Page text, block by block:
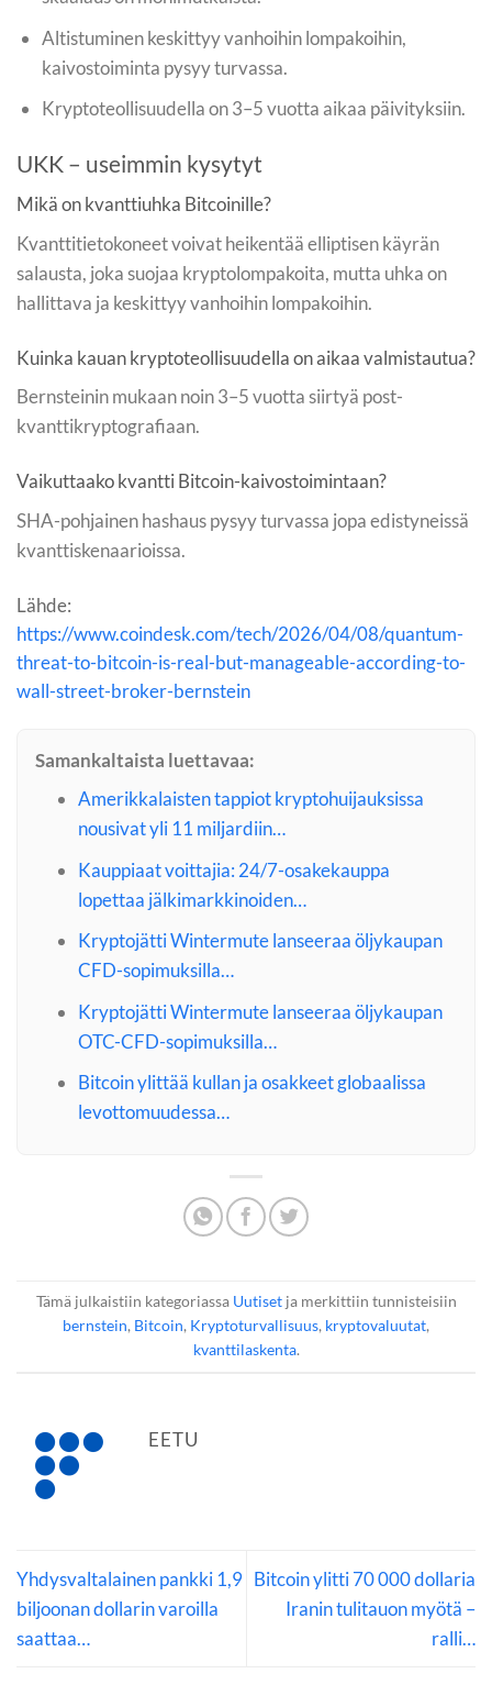
Altistuminen keskittyy vanhoihin lompakoihin,
kaivostoiminta pysyy turvassa.
Kryptoteollisuudella on 3–5 vuotta aikaa päivityksiin.
UKK – useimmin kysytyt
Mikä on kvanttiuhka Bitcoinille?
Kvanttitietokoneet voivat heikentää elliptisen käyrän
salausta, joka suojaa kryptolompakoita, mutta uhka on
hallittava ja keskittyy vanhoihin lompakoihin.
Kuinka kauan kryptoteollisuudella on aikaa valmistautua?
Bernsteinin mukaan noin 3–5 vuotta siirtyä post-
kvanttikryptografiaan.
Vaikuttaako kvantti Bitcoin-kaivostoimintaan?
SHA-pohjainen hashaus pysyy turvassa jopa edistyneissä
kvanttiskenaarioissa.
Lähde:
https://www.coindesk.com/tech/2026/04/08/quantum-
threat-to-bitcoin-is-real-but-manageable-according-to-
wall-street-broker-bernstein
Samankaltaista luettavaa:
Amerikkalaisten tappiot kryptohuijauksissa
nousivat yli 11 miljardiin…
Kauppiaat voittajia: 24/7-osakekauppa
lopettaa jälkimarkkinoiden…
Kryptojätti Wintermute lanseeraa öljykaupan
CFD-sopimuksilla…
Kryptojätti Wintermute lanseeraa öljykaupan
OTC-CFD-sopimuksilla…
Bitcoin ylittää kullan ja osakkeet globaalissa
levottomuudessa…
Tämä julkaistiin kategoriassa Uutisetja merkittiin tunnisteisiin
bernstein, Bitcoin, Kryptoturvallisuus, kryptovaluutat,
kvanttilaskenta.
EETU
Yhdysvaltalainen pankki 1,9
biljoonan dollarin varoilla
saattaa…
Bitcoin ylitti 70 000 dollaria
Iranin tulitauon myötä –
ralli…